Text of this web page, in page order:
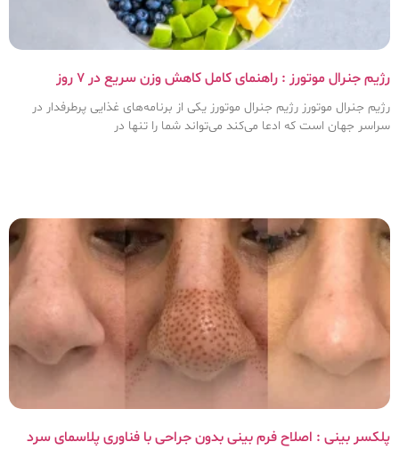
رژیم جنرال موتورز : راهنمای کامل کاهش وزن سریع در ۷ روز
رژیم جنرال موتورز رژیم جنرال موتورز یکی از برنامه‌های غذایی پرطرفدار در
سراسر جهان است که ادعا می‌کند می‌تواند شما را تنها در
پلکسر بینی : اصلاح فرم بینی بدون جراحی با فناوری پلاسمای سرد